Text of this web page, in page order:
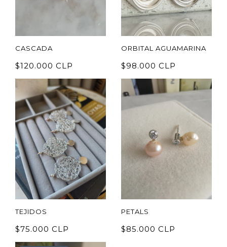
CASCADA
$120.000 CLP
ORBITAL AGUAMARINA
$98.000 CLP
TEJIDOS
$75.000 CLP
PETALS
$85.000 CLP